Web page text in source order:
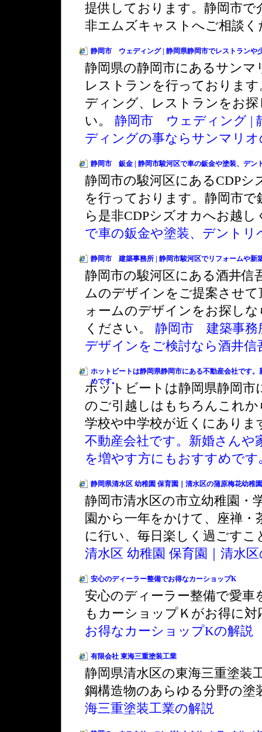
提供しております。静岡市で
非エムズキャストへご相談
静岡市 ウェディング | 静岡県静岡市でレストランや
静岡県の静岡市にあるサン
レストランを行っておりま
ディング、レストランをお
い。 静岡市 ウェディング |
ディングの事ならサンマリオ
静岡市 鈑金 | 静岡市駿河区で車の鈑金や塗装、デン
静岡市の駿河区にあるCDP
を行っております。静岡市
ら是非CDPシズオカへお越
で車の鈑金や塗装、デント
静岡市 建築事務所 | 静岡市駿河区でリフォームや新
静岡市の駿河区にある酒井信
ムのデザインをご提案させ
ォームのデザインをお探し
ください。 静岡市 建築事務
デザインをご検討なら酒井信
ホットビートは静岡県静岡市にある不動産会社です
めです｡
ホットビートは静岡県静岡
のご引越しはもちろんこれ
学校や中学校が近くにありま
不動産会社です。新婚さん
を増やす方にもおすすめです
静岡県清水区 幼稚園 保育園｜清水区の蒲原梅花幼稚園
静岡市清水区の市立幼稚園・
園から一年をかけて、座禅・
に行い、毎日楽しく過ごす
清水区 幼稚園 保育園｜清水
安心のディーラー整備でお得なカーショップK
安心のディーラー整備で愛
もカーショップＫがお得に
お得なカーショップKの解説
有限会社 東海三重塗装工業
静岡県清水区の東海三重塗装
鋼構造物のあらゆる分野の
海三重塗装工業の解説